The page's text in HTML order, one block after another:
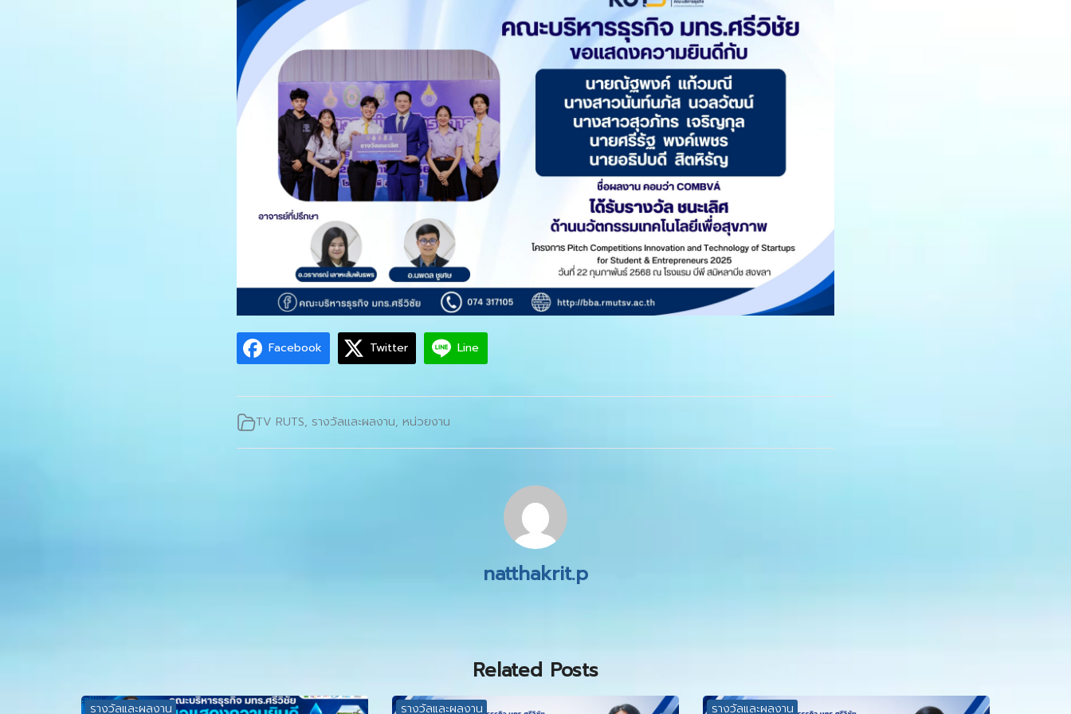
Facebook Twitter Line
TV RUTS, รางวัลและผลงาน, หน่วยงาน
natthakrit.p
Related Posts
รางวัลและผลงาน รางวัลและผลงาน รางวัลและผลงาน